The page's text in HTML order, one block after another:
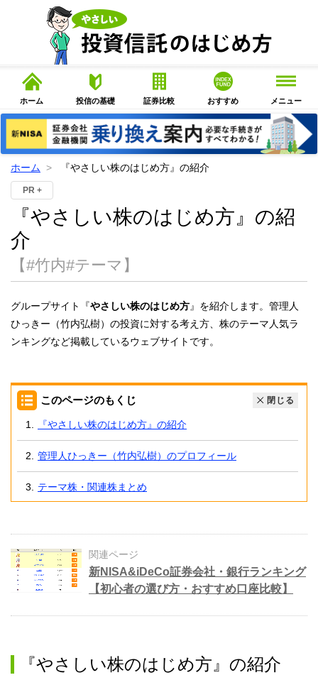
ホーム 投信の基礎 証券比較 おすすめ メニュー
ホーム 『やさしい株のはじめ方』の紹介
PR +
『やさしい株のはじめ方』の紹
介
【#竹内#テーマ】
グループサイト『やさしい株のはじめ方』を紹介します。管理人
ひっきー（竹内弘樹）の投資に対する考え方、株のテーマ人気ラ
ンキングなど掲載しているウェブサイトです。
このページのもくじ 閉じる
『やさしい株のはじめ方』の紹介
管理人ひっきー（竹内弘樹）のプロフィール
テーマ株・関連株まとめ
関連ページ
新NISA&iDeCo証券会社・銀行ランキング
【初心者の選び方・おすすめ口座比較】
『やさしい株のはじめ方』の紹介